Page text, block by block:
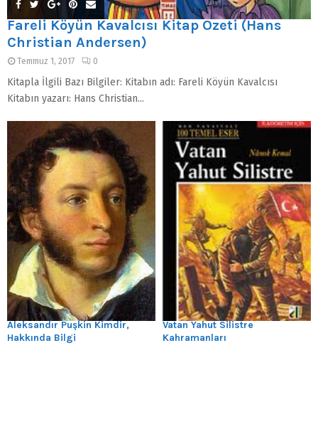
Fareli Köyün Kavalcısı Kitap Özeti (Hans
Christian Andersen)
Temmuz 1, 2017 0
Kitapla İlgili Bazı Bilgiler: Kitabın adı: Fareli Köyün Kavalcısı
Kitabın yazarı: Hans Christian...
Aleksandır Puşkin Kimdir,
Hakkında Bilgi
Vatan Yahut Silistre
Kahramanları